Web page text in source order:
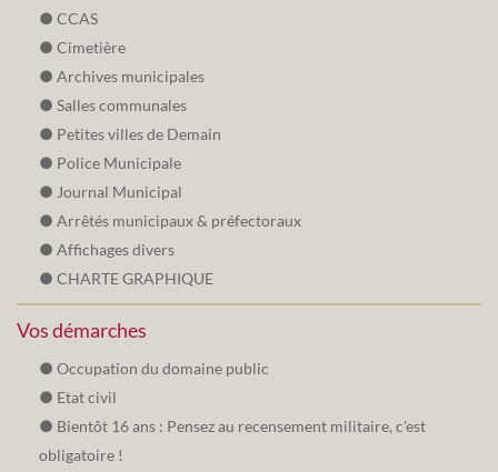
CCAS
Cimetière
Archives municipales
Salles communales
Petites villes de Demain
Police Municipale
Journal Municipal
Arrêtés municipaux & préfectoraux
Affichages divers
CHARTE GRAPHIQUE
Vos démarches
Occupation du domaine public
Etat civil
Bientôt 16 ans : Pensez au recensement militaire, c'est
obligatoire !